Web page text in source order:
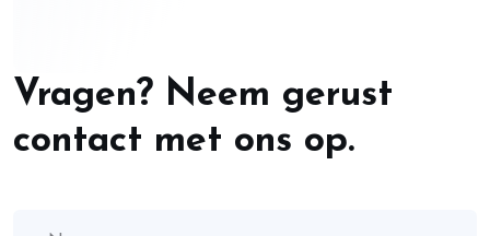
Vragen? Neem gerust
contact met ons op.